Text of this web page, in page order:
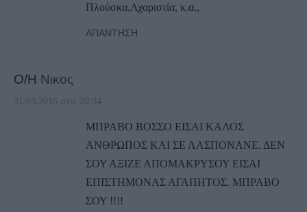
Πλούσκα,Αχαριστία, κ.α.,
ΑΠΆΝΤΗΣΗ
Ο/Η Νικος
31/03/2016 στις 20:04
ΜΠΡΑΒΟ ΒΟΣΣΟ ΕΙΣΑΙ ΚΑΛΟΣ
ΑΝΘΡΩΠΟΣ ΚΑΙ ΣΕ ΛΑΣΠΟΝΑΝΕ. ΔΕΝ
ΣΟΥ ΑΞΙΖΕ ΑΠΟΜΑΚΡΥΣΟΥ ΕΙΣΑΙ
ΕΠΙΣΤΗΜΟΝΑΣ ΑΓΑΠΗΤΟΣ. ΜΠΡΑΒΟ
ΣΟΥ !!!!